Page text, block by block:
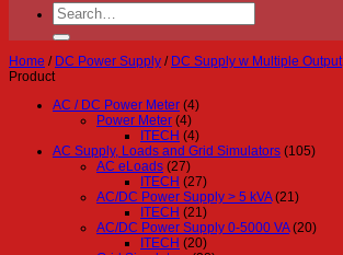
Search
for:
Home / DC Power Supply / DC Supply w Multiple Output
Product
AC / DC Power Meter (4)
Power Meter (4)
ITECH (4)
AC Supply, Loads and Grid Simulators (105)
AC eLoads (27)
ITECH (27)
AC/DC Power Supply > 5 kVA (21)
ITECH (21)
AC/DC Power Supply 0-5000 VA (20)
ITECH (20)